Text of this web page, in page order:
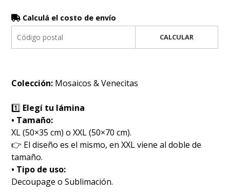
Calculá el costo de envío
CALCULAR
Colección: Mosaicos & Venecitas
1️⃣ Elegí tu lámina
• Tamaño:
XL (50×35 cm) o XXL (50×70 cm).
👉 El diseño es el mismo, en XXL viene al doble de
tamaño.
• Tipo de uso:
Decoupage o Sublimación.